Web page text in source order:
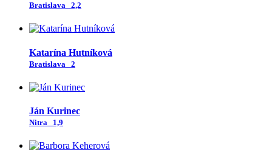
Bratislava 2,2
Katarína Hutníková
Bratislava 2
Ján Kurinec
Nitra 1,9